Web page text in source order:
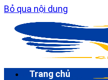
Bỏ qua nội dung
Trang chủ